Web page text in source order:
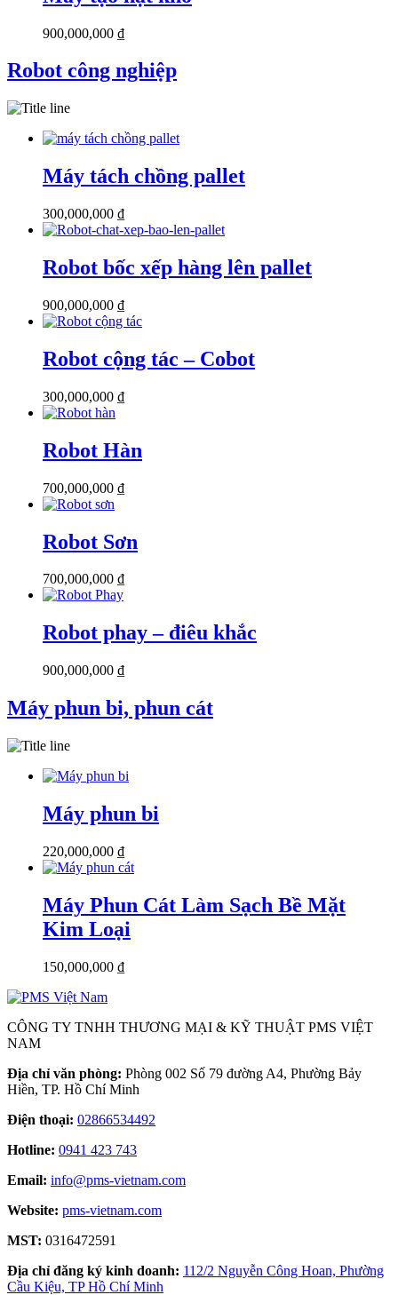
900,000,000 ₫
Robot công nghiệp
Máy tách chồng pallet
300,000,000 ₫
Robot bốc xếp hàng lên pallet
900,000,000 ₫
Robot cộng tác – Cobot
300,000,000 ₫
Robot Hàn
700,000,000 ₫
Robot Sơn
700,000,000 ₫
Robot phay – điêu khắc
900,000,000 ₫
Máy phun bi, phun cát
Máy phun bi
220,000,000 ₫
Máy Phun Cát Làm Sạch Bề Mặt
Kim Loại
150,000,000 ₫
CÔNG TY TNHH THƯƠNG MẠI & KỸ THUẬT PMS VIỆT
NAM
Địa chỉ văn phòng: Phòng 002 Số 79 đường A4, Phường Bảy
Hiền, TP. Hồ Chí Minh
Điện thoại: 02866534492
Hotline: 0941 423 743
Email: info@pms-vietnam.com
Website: pms-vietnam.com
MST: 0316472591
Địa chỉ đăng ký kinh doanh: 112/2 Nguyễn Công Hoan, Phường
Cầu Kiệu, TP Hồ Chí Minh